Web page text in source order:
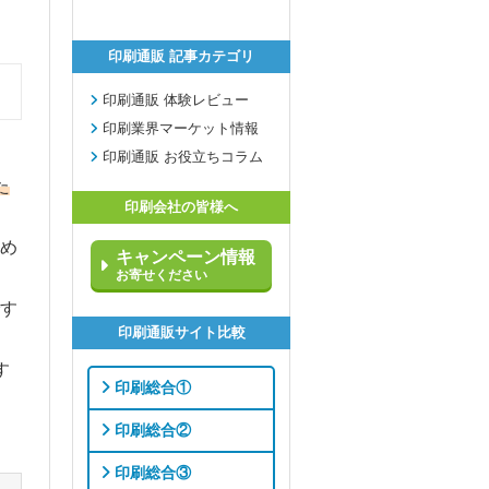
印刷通販 記事カテゴリ
印刷通販 体験レビュー
印刷業界マーケット情報
印刷通販 お役立ちコラム
印刷会社の皆様へ
キャンペーン情報
お寄せください
印刷通販サイト比較
印刷総合①
印刷総合②
印刷総合③